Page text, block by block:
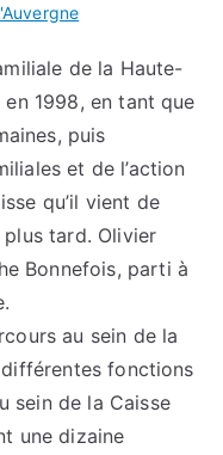
de la Haute-
1998, en tant que
puis
et de l’action
qu’il vient de
tard. Olivier
Bonnefois, parti à
au sein de la
fonctions
sein de la Caisse
une dizaine